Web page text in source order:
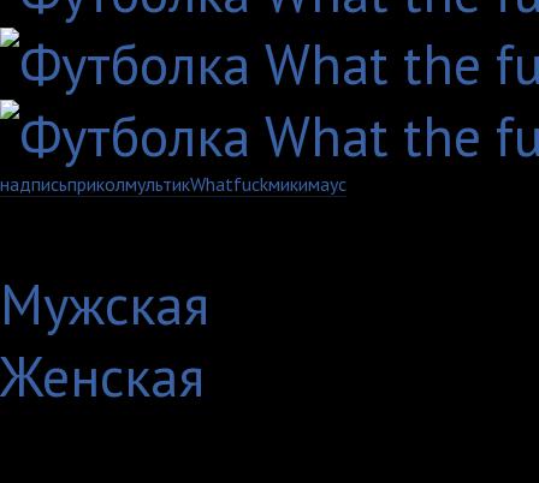
надписьприколмультикWhatfuckмикимаус
Мужская
Женская